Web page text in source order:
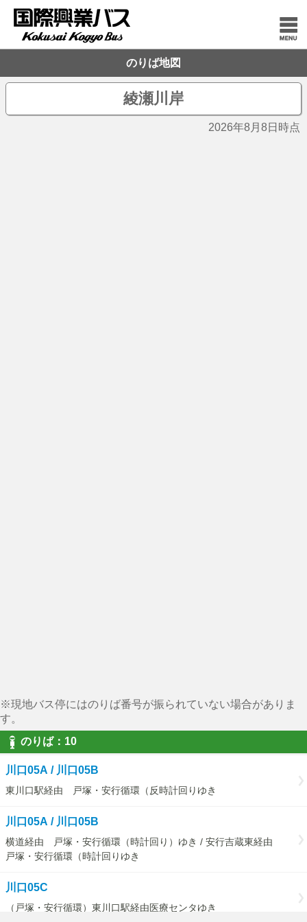
のりば地図
綾瀬川岸
2026年8月8日時点
※現地バス停にはのりば番号が振られていない場合がありま
す。
のりば：10
川口05A / 川口05B
東川口駅経由 戸塚・安行循環（反時計回りゆき
川口05A / 川口05B
横道経由 戸塚・安行循環（時計回り）ゆき / 安行吉蔵東経由
戸塚・安行循環（時計回りゆき
川口05C
（戸塚・安行循環）東川口駅経由医療センタゆき